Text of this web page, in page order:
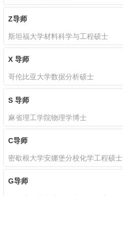
Z导师
斯坦福大学材料科学与工程硕士
X 导师
哥伦比亚大学数据分析硕士
S 导师
麻省理工学院物理学博士
C导师
密歇根大学安娜堡分校化学工程硕士
G导师